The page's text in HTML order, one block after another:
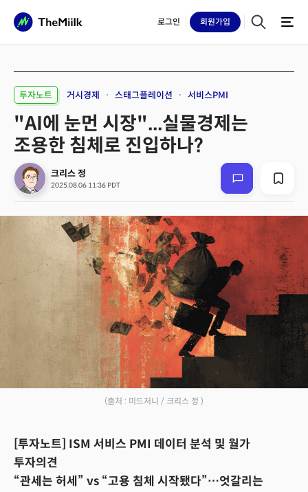
로그인 회원가입
투자노트 거시경제 스태그플레이션 서비스PMI
"AI에 눈먼 시장"...실물경제는
조용한 침체로 진입하나?
크리스 정
2025.08.06 11:36 PDT
(출처 : 미드저니 / 크리스 정 )
[투자노트] ISM 서비스 PMI 데이터 분석 및 월가
투자의견
“관세는 허세” vs “고용 침체 시작됐다”…엇갈리는